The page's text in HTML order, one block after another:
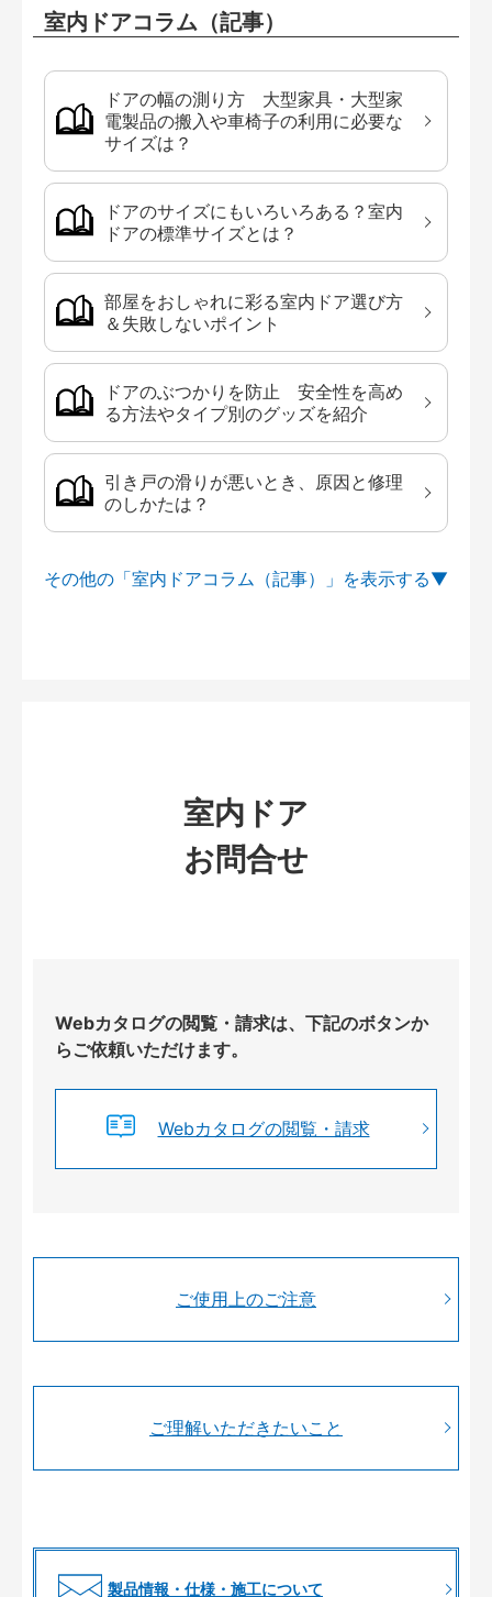
室内ドアコラム（記事）
ドアの幅の測り方 大型家具・大型家
電製品の搬入や車椅子の利用に必要な
サイズは？
ドアのサイズにもいろいろある？室内
ドアの標準サイズとは？
部屋をおしゃれに彩る室内ドア選び方
＆失敗しないポイント
ドアのぶつかりを防止 安全性を高め
る方法やタイプ別のグッズを紹介
引き戸の滑りが悪いとき、原因と修理
のしかたは？
その他の「室内ドアコラム（記事）」を
室内ドア
お問合せ
Webカタログの閲覧・請求は、下記のボタンか
らご依頼いただけます。
Webカタログの閲覧・請求
ご使用上のご注意
ご理解いただきたいこと
製品情報・仕様・施工について